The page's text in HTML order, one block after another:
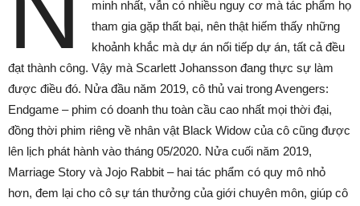
minh nhất, vẫn có nhiều nguy cơ mà tác phẩm họ
tham gia gặp thất bại, nên thật hiếm thấy những
khoảnh khắc mà dự án nối tiếp dự án, tất cả đều
đạt thành công. Vậy mà Scarlett Johansson đang thực sự làm
được điều đó. Nửa đầu năm 2019, cô thủ vai trong Avengers:
Endgame – phim có doanh thu toàn cầu cao nhất mọi thời đại,
đồng thời phim riêng về nhân vật Black Widow của cô cũng được
lên lịch phát hành vào tháng 05/2020. Nửa cuối năm 2019,
Marriage Story và Jojo Rabbit – hai tác phẩm có quy mô nhỏ
hơn, đem lại cho cô sự tán thưởng của giới chuyên môn, giúp cô